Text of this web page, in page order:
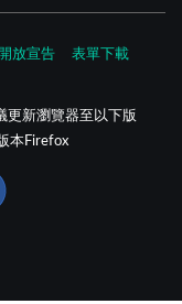
放宣告 表單下載
更新瀏覽器至以下版
本Firefox